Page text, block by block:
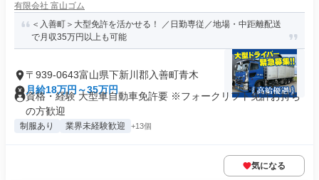
有限会社 富山ゴム
＜入善町＞大型免許を活かせる！ ／日勤専従／地場・中距離配送
で月収35万円以上も可能
〒939-0643富山県下新川郡入善町青木
月給18万円～35万円
資格・経験 大型車自動車免許要 ※フォークリフト免許お持ち
の方歓迎
制服あり 業界未経験歓迎 +13個
気になる